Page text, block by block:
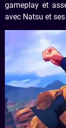
gameplay et
avec Natsu et